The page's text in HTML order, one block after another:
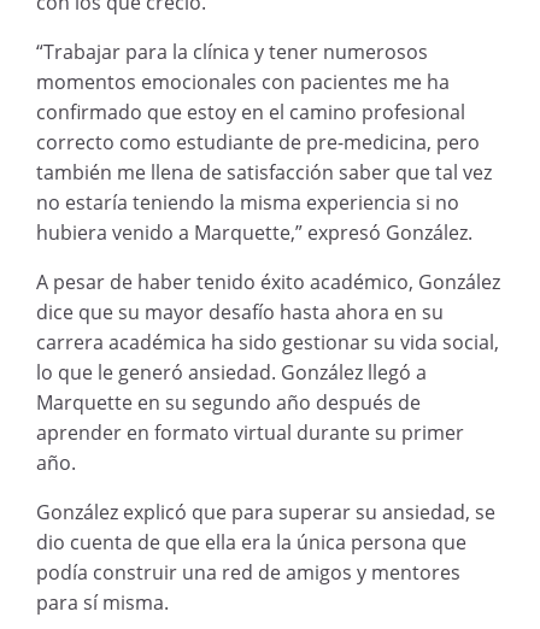
“Trabajar para la clínica y tener numerosos
momentos emocionales con pacientes me ha
confirmado que estoy en el camino profesional
correcto como estudiante de pre-medicina, pero
también me llena de satisfacción saber que tal vez
no estaría teniendo la misma experiencia si no
hubiera venido a Marquette,” expresó González.
A pesar de haber tenido éxito académico, González
dice que su mayor desafío hasta ahora en su
carrera académica ha sido gestionar su vida social,
lo que le generó ansiedad. González llegó a
Marquette en su segundo año después de
aprender en formato virtual durante su primer
año.
González explicó que para superar su ansiedad, se
dio cuenta de que ella era la única persona que
podía construir una red de amigos y mentores
para sí misma.